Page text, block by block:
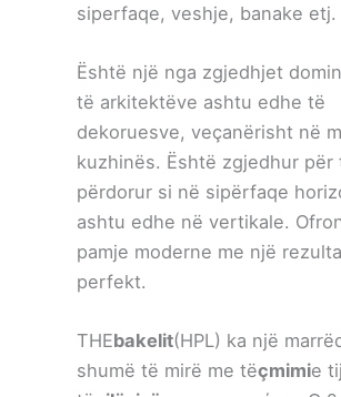
siperfaqe, veshje, banake etj.
Është një nga zgjedhjet
të arkitektëve ashtu edhe të
dekoruesve, veçanërisht në
kuzhinës. Është zgjedhur për
përdorur si në sipërfaqe
ashtu edhe në vertikale.
pamje moderne me një
perfekt.
THEbakelit(HPL) ka një
shumë të mirë me tëçmimie